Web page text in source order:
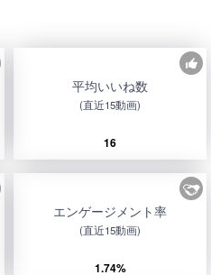
平均いいね数
(直近15動画)
16
エンゲージメント率
(直近15動画)
1.74%